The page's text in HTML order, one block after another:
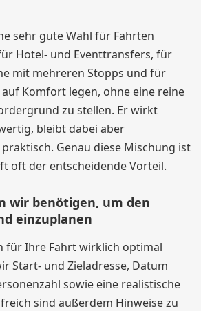
sehr gute Wahl für Fahrten
Hotel- und Eventtransfers, für
mit mehreren Stopps und für
Komfort legen, ohne eine reine
zu stellen. Er wirkt
bleibt dabei aber
Genau diese Mischung ist
oft der entscheidende Vorteil.
wir benötigen, um den
einzuplanen
für Ihre Fahrt wirklich optimal
Start- und Zieladresse, Datum
sowie eine realistische
sind außerdem Hinweise zu